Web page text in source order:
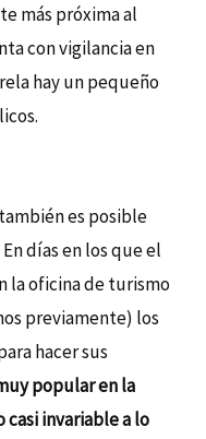
más próxima al
con vigilancia en
hay un pequeño
es posible
días en los que el
la oficina de turismo
previamente) los
hacer sus
popular en la
casi invariable a lo